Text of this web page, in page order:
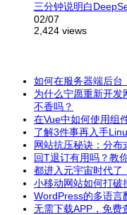
三分钟说明白
02/07
2,424 views
如何在服务器端后台
为什么宁愿重新开
不香吗？
在Vue中如何使用组
了解3件事再入手
网站抗压秘诀：分布
回T退订有用吗？教
都进入元宇宙时代了
小移动网站如何打破
WordPress的多语言
无需下载APP，免费